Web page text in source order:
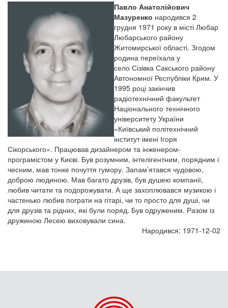
Павло Анатолійович
Мазуренко народився 2
грудня 1971 року в місті Любар
Любарського району
Житомирської області. Згодом
родина переїхала у
село Сізівка Сакського району
Автономної Республіки Крим. У
1995 році закінчив
радіотехнічний факультет
Національного технічного
університету України
«Київський політехнічний
інститут імені Ігоря
Сікорського». Працював дизайнером та інженером-
програмістом у Києві. Був розумним, інтелігентним, порядним і
чесним, мав тонке почуття гумору. Запам’ятався чудовою,
доброю людиною. Мав багато друзів, був душею компанії,
любив читати та подорожувати. А ще захоплювався музикою і
частенько любив пограти на гітарі, чи то просто для душі, чи
для друзів та рідних, які були поряд. Був одруженим. Разом із
дружиною Лесею виховували сина.
Народився: 1971-12-02